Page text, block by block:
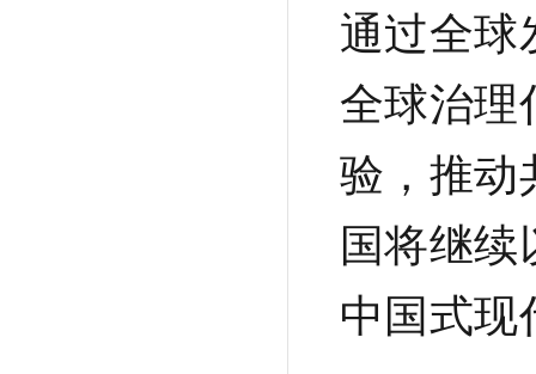
通过全
全球治理
验，推动
国将继
中国式